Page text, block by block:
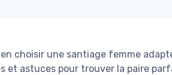
choisir une santiage femme
et astuces pour trouver la paire